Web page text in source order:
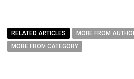
RELATED ARTICLES
MORE FROM
MORE FROM CATEGORY